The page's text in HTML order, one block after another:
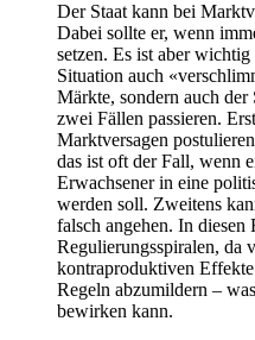
Der Staat kann bei
Dabei sollte er, wenn
setzen. Es ist aber
Situation auch
Märkte, sondern auch der
zwei Fällen passieren.
Marktversagen
das ist oft der Fall, wenn
Erwachsener in eine
werden soll. Zweitens
falsch angehen. In diesen
Regulierungsspiralen, da
kontraproduktiven
Regeln abzumildern –
bewirken kann.